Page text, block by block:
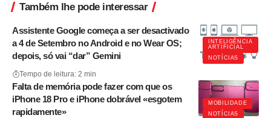
Também lhe pode interessar
INTELIGÊNCIA
ARTIFICIAL
NOTÍCIAS
Assistente Google começa a ser desactivado
a 4 de Setembro no Android e no Wear OS;
depois, só vai “dar” Gemini
Tempo de leitura: 2 min
MOBILIDADE
NOTÍCIAS
Falta de memória pode fazer com que os
iPhone 18 Pro e iPhone dobrável «esgotem
rapidamente»